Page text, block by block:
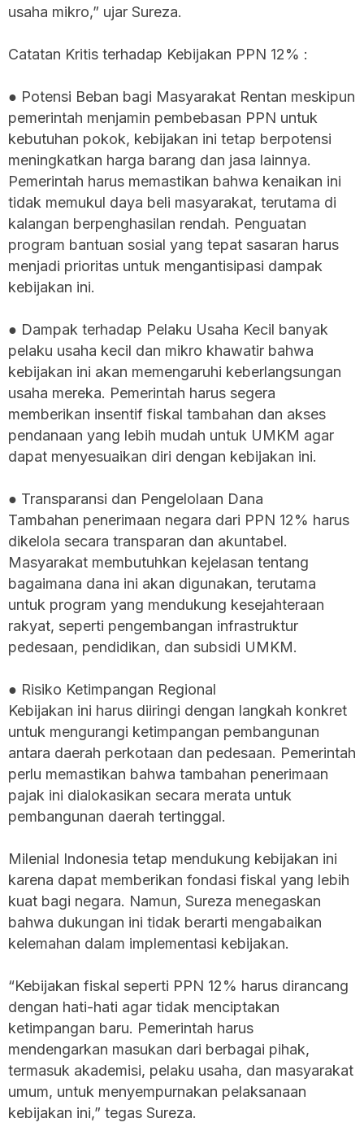
usaha mikro,” ujar Sureza.
Catatan Kritis terhadap Kebijakan PPN 12% :
● Potensi Beban bagi Masyarakat Rentan meskipun
pemerintah menjamin pembebasan PPN untuk
kebutuhan pokok, kebijakan ini tetap berpotensi
meningkatkan harga barang dan jasa lainnya.
Pemerintah harus memastikan bahwa kenaikan ini
tidak memukul daya beli masyarakat, terutama di
kalangan berpenghasilan rendah. Penguatan
program bantuan sosial yang tepat sasaran harus
menjadi prioritas untuk mengantisipasi dampak
kebijakan ini.
● Dampak terhadap Pelaku Usaha Kecil banyak
pelaku usaha kecil dan mikro khawatir bahwa
kebijakan ini akan memengaruhi keberlangsungan
usaha mereka. Pemerintah harus segera
memberikan insentif fiskal tambahan dan akses
pendanaan yang lebih mudah untuk UMKM agar
dapat menyesuaikan diri dengan kebijakan ini.
● Transparansi dan Pengelolaan Dana
Tambahan penerimaan negara dari PPN 12% harus
dikelola secara transparan dan akuntabel.
Masyarakat membutuhkan kejelasan tentang
bagaimana dana ini akan digunakan, terutama
untuk program yang mendukung kesejahteraan
rakyat, seperti pengembangan infrastruktur
pedesaan, pendidikan, dan subsidi UMKM.
● Risiko Ketimpangan Regional
Kebijakan ini harus diiringi dengan langkah konkret
untuk mengurangi ketimpangan pembangunan
antara daerah perkotaan dan pedesaan. Pemerintah
perlu memastikan bahwa tambahan penerimaan
pajak ini dialokasikan secara merata untuk
pembangunan daerah tertinggal.
Milenial Indonesia tetap mendukung kebijakan ini
karena dapat memberikan fondasi fiskal yang lebih
kuat bagi negara. Namun, Sureza menegaskan
bahwa dukungan ini tidak berarti mengabaikan
kelemahan dalam implementasi kebijakan.
“Kebijakan fiskal seperti PPN 12% harus dirancang
dengan hati-hati agar tidak menciptakan
ketimpangan baru. Pemerintah harus
mendengarkan masukan dari berbagai pihak,
termasuk akademisi, pelaku usaha, dan masyarakat
umum, untuk menyempurnakan pelaksanaan
kebijakan ini,” tegas Sureza.